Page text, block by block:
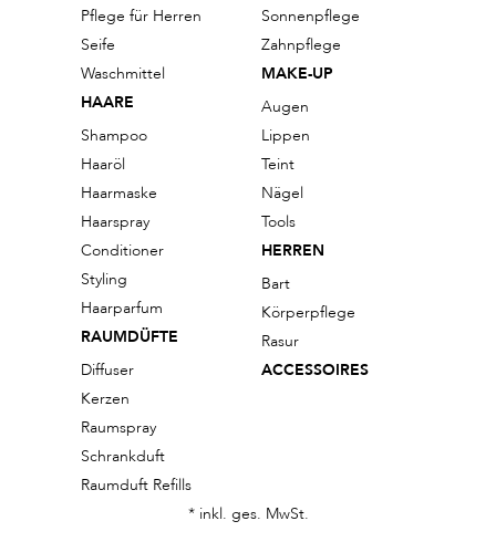
Pflege für Herren
Seife
Waschmittel
HAARE
Shampoo
Haaröl
Haarmaske
Haarspray
Conditioner
Styling
Haarparfum
RAUMDÜFTE
Diffuser
Kerzen
Raumspray
Schrankduft
Raumduft Refills
Sonnenpflege
Zahnpflege
MAKE-UP
Augen
Lippen
Teint
Nägel
Tools
HERREN
Bart
Körperpflege
Rasur
ACCESSOIRES
* inkl. ges. MwSt.